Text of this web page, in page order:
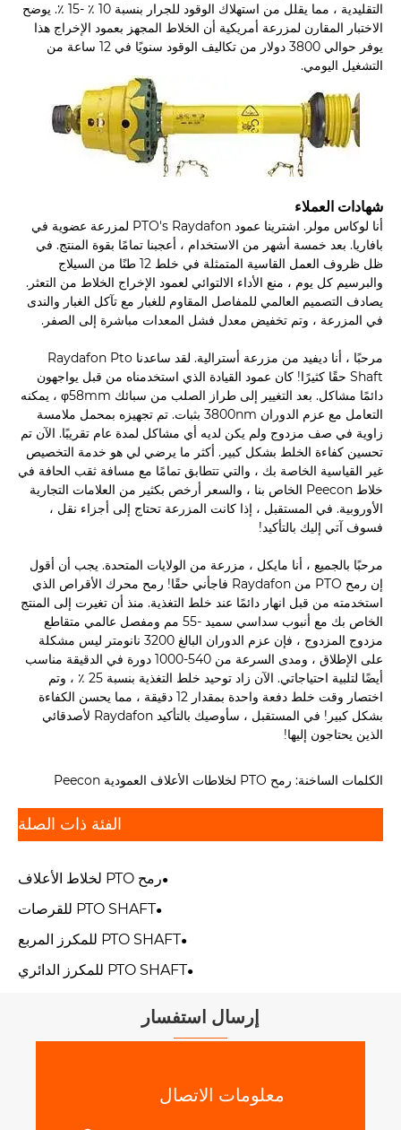
التقليدية ، مما يقلل من استهلاك الوقود للجرار بنسبة 10 ٪ -15 ٪. يوضح
الاختبار المقارن لمزرعة أمريكية أن الخلاط المجهز بعمود الإخراج هذا
يوفر حوالي 3800 دولار من تكاليف الوقود سنويًا في 12 ساعة من
التشغيل اليومي.
شهادات العملاء
أنا لوكاس مولر. اشترينا عمود PTO's Raydafon لمزرعة عضوية في
بافاريا. بعد خمسة أشهر من الاستخدام ، أعجبنا تمامًا بقوة المنتج. في
ظل ظروف العمل القاسية المتمثلة في خلط 12 طنًا من السيلاج
والبرسيم كل يوم ، منع الأداء الالتوائي لعمود الإخراج الخلاط من التعثر.
يصادف التصميم العالمي للمفاصل المقاوم للغبار مع تآكل الغبار والندى
في المزرعة ، وتم تخفيض معدل فشل المعدات مباشرة إلى الصفر.
مرحبًا ، أنا ديفيد من مزرعة أسترالية. لقد ساعدنا Raydafon Pto
Shaft حقًا كثيرًا! كان عمود القيادة الذي استخدمناه من قبل يواجهون
دائمًا مشاكل. بعد التغيير إلى طراز الصلب من سبائك φ58mm ، يمكنه
التعامل مع عزم الدوران 3800nm بثبات. تم تجهيزه بمحمل ملامسة
زاوية في صف مزدوج ولم يكن لديه أي مشاكل لمدة عام تقريبًا. الآن تم
تحسين كفاءة الخلط بشكل كبير. أكثر ما يرضي لي هو خدمة التخصيص
غير القياسية الخاصة بك ، والتي تتطابق تمامًا مع مسافة ثقب الحافة في
خلاط Peecon الخاص بنا ، والسعر أرخص بكثير من العلامات التجارية
الأوروبية. في المستقبل ، إذا كانت المزرعة تحتاج إلى أجزاء نقل ،
فسوف آتي إليك بالتأكيد!
مرحبًا بالجميع ، أنا مايكل ، مزرعة من الولايات المتحدة. يجب أن أقول
إن رمح PTO من Raydafon فاجأني حقًا! رمح محرك الأقراص الذي
استخدمته من قبل انهار دائمًا عند خلط التغذية. منذ أن تغيرت إلى المنتج
الخاص بك مع أنبوب سداسي سميد -55 مم ومفصل عالمي متقاطع
مزدوج المزدوج ، فإن عزم الدوران البالغ 3200 نانومتر ليس مشكلة
على الإطلاق ، ومدى السرعة من 540-1000 دورة في الدقيقة مناسب
أيضًا لتلبية احتياجاتي. الآن زاد توحيد خلط التغذية بنسبة 25 ٪ ، وتم
اختصار وقت خلط دفعة واحدة بمقدار 12 دقيقة ، مما يحسن الكفاءة
بشكل كبير! في المستقبل ، سأوصيك بالتأكيد Raydafon لأصدقائي
الذين يحتاجون إليها!
الكلمات الساخنة: رمح PTO لخلاطات الأعلاف العمودية Peecon
الفئة ذات الصلة
رمح PTO لخلاط الأعلاف
PTO SHAFT للقرصات
PTO SHAFT للمكرز المربع
PTO SHAFT للمكرز الدائري
إرسال استفسار
معلومات الاتصال